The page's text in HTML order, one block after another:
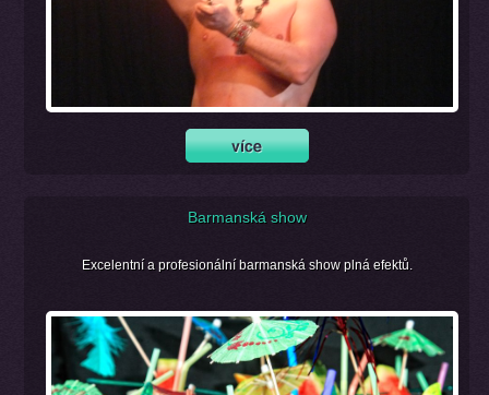
Barmanská show
Excelentní a profesionální barmanská show plná efektů.